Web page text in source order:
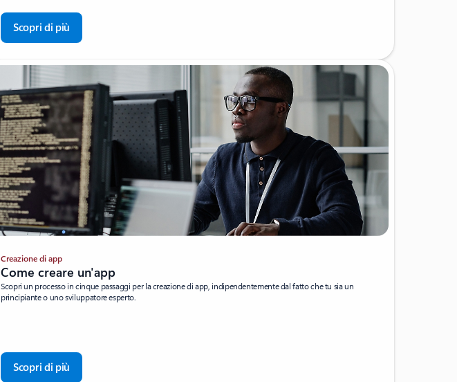
Scopri di più
Creazione di app
Come creare un'app
Scopri un processo in cinque passaggi per la creazione di app, indipendentemente dal fatto che tu sia un
principiante o uno sviluppatore esperto.
Scopri di più